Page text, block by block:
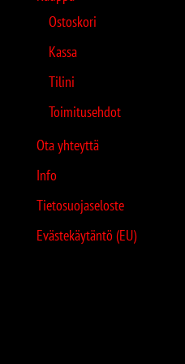
Ostoskori
Kassa
Tilini
Toimitusehdot
Ota yhteyttä
Info
Tietosuojaseloste
Evästekäytäntö (EU)